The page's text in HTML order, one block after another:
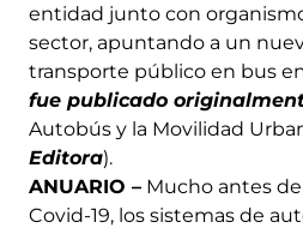
entidad junto con
sector, apuntando a un
transporte público en bus
fue publicado
Autobús y la Movilidad
Editora).
ANUARIO – Mucho antes
Covid-19, los sistemas de